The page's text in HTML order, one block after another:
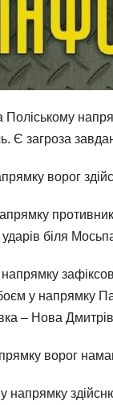
Є загроза
ворог
біля
у напрямку
– Нова
ворог